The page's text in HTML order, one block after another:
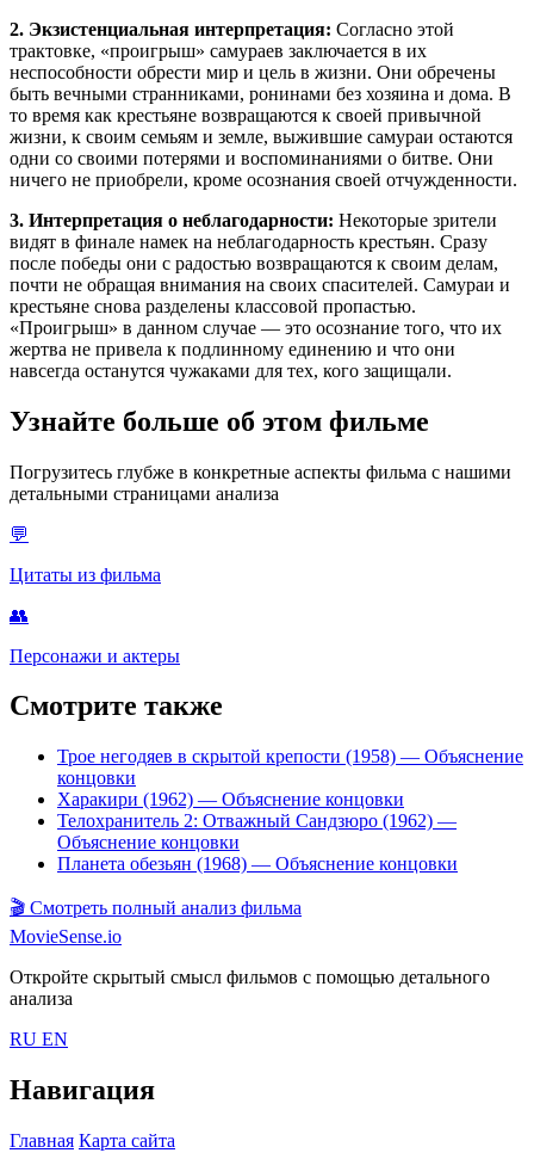
2. Экзистенциальная интерпретация: Согласно этой
трактовке, «проигрыш» самураев заключается в их
неспособности обрести мир и цель в жизни. Они обречены
быть вечными странниками, ронинами без хозяина и дома. В
то время как крестьяне возвращаются к своей привычной
жизни, к своим семьям и земле, выжившие самураи остаются
одни со своими потерями и воспоминаниями о битве. Они
ничего не приобрели, кроме осознания своей отчужденности.
3. Интерпретация о неблагодарности: Некоторые зрители
видят в финале намек на неблагодарность крестьян. Сразу
после победы они с радостью возвращаются к своим делам,
почти не обращая внимания на своих спасителей. Самураи и
крестьяне снова разделены классовой пропастью.
«Проигрыш» в данном случае — это осознание того, что их
жертва не привела к подлинному единению и что они
навсегда останутся чужаками для тех, кого защищали.
Узнайте больше об этом фильме
Погрузитесь глубже в конкретные аспекты фильма с нашими
детальными страницами анализа
💬
Цитаты из фильма
👥
Персонажи и актеры
Смотрите также
Трое негодяев в скрытой крепости (1958) — Объяснение
концовки
Харакири (1962) — Объяснение концовки
Телохранитель 2: Отважный Сандзюро (1962) —
Объяснение концовки
Планета обезьян (1968) — Объяснение концовки
🎬 Смотреть полный анализ фильма
MovieSense.io
Откройте скрытый смысл фильмов с помощью детального
анализа
RU EN
Навигация
Главная Карта сайта